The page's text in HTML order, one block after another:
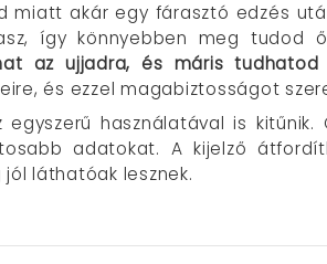
akár egy fárasztó edzés
így könnyebben meg tudod
az ujjadra, és máris
és ezzel magabiztosságot
használatával is
adatokat. A kijelző
láthatóak lesznek.